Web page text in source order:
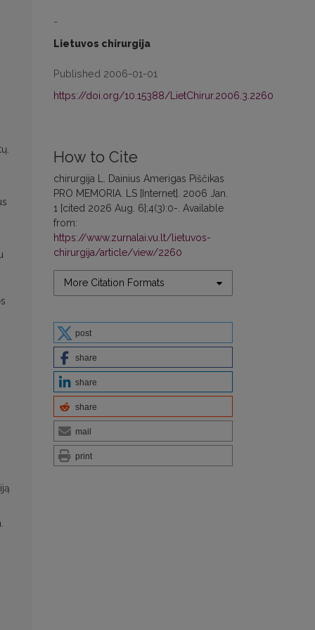
-
Lietuvos chirurgija
Published 2006-01-01
https://doi.org/10.15388/LietChirur.2006.3.2260
How to Cite
chirurgija L. Dainius Amerigas Piščikas
PRO MEMORIA. LS [Internet]. 2006 Jan.
1 [cited 2026 Aug. 6];4(3):0-. Available
from:
https://www.zurnalai.vu.lt/lietuvos-
chirurgija/article/view/2260
More Citation Formats
post
share
share
share
mail
print